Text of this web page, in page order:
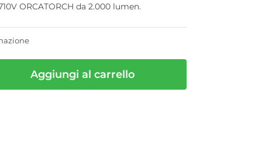
ORCATORCH da 2.000 lumen.
Aggiungi al carrello